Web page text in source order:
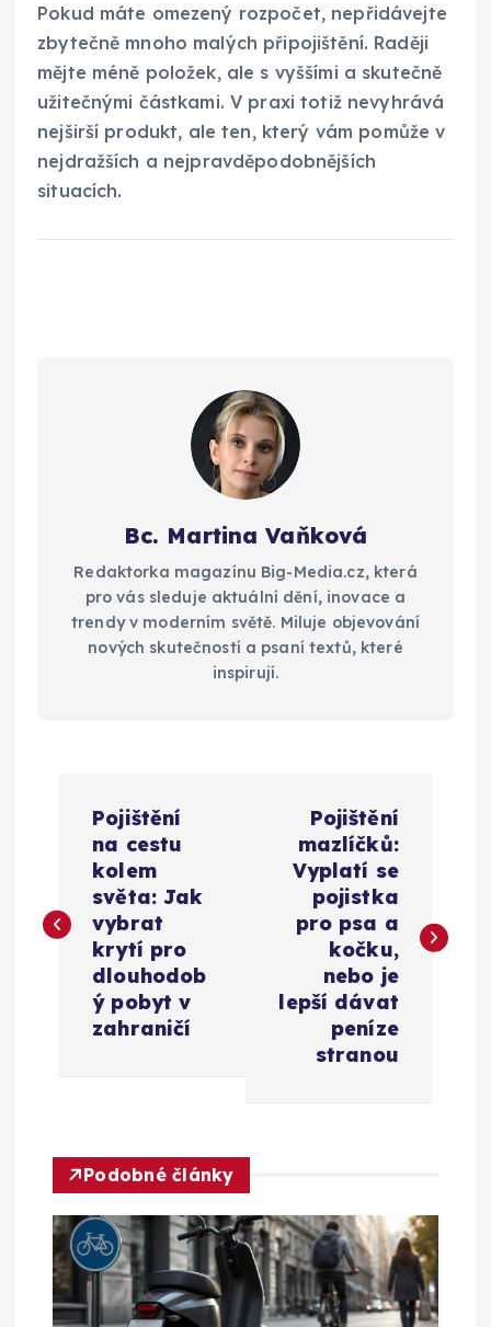
Pokud máte omezený rozpočet, nepřidávejte
zbytečně mnoho malých připojištění. Raději
mějte méně položek, ale s vyššími a skutečně
užitečnými částkami. V praxi totiž nevyhrává
nejširší produkt, ale ten, který vám pomůže v
nejdražších a nejpravděpodobnějších
situacích.
Bc. Martina Vaňková
Redaktorka magazínu Big-Media.cz, která
pro vás sleduje aktuální dění, inovace a
trendy v moderním světě. Miluje objevování
nových skutečností a psaní textů, které
inspirují.
v
e
p
r
Pojištění
na cestu
kolem
světa: Jak
vybrat
krytí pro
dlouhodob
ý pobyt v
zahraničí
Pojištění
mazlíčků:
Vyplatí se
pojistka
pro psa a
kočku,
nebo je
lepší dávat
peníze
stranou
Podobné články